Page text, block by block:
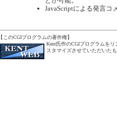
JavaScriptによる発言コ
【このCGIプログラムの著作権】
Kent氏作のCGIプログラムを
スタマイズさせていただいた